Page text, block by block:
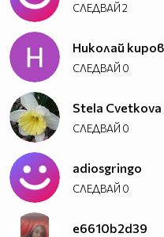
СЛЕДВАЙ2
Николай
СЛЕДВАЙ 0
Stela Cvetkova
СЛЕДВАЙ 0
adiosgringo
СЛЕДВАЙ 0
e6610b2d39